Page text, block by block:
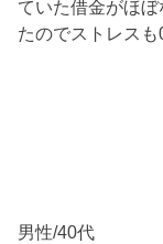
ていた借金がほ
たのでストレス
男性/40代